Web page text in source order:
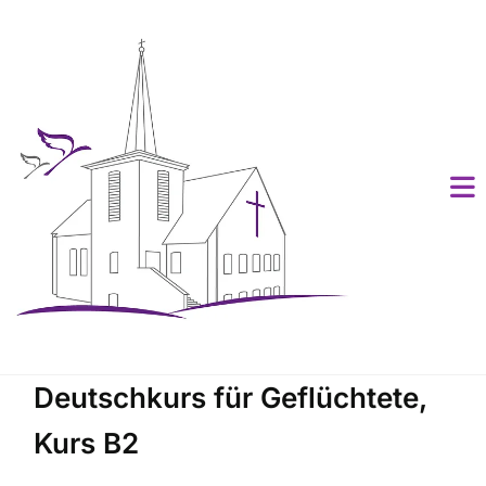
Deutschkurs für Geflüchtete,
Kurs B2